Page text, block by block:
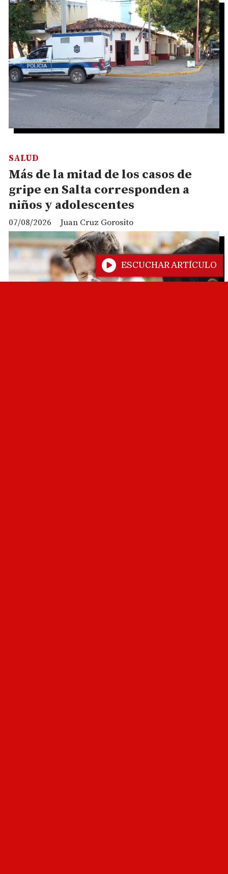
Más de la mitad de los casos de
gripe en Salta corresponden a
niños y adolescentes
Juan Cruz Gorosito
SALUD
07/08/2026
ESCUCHAR ARTÍCULO